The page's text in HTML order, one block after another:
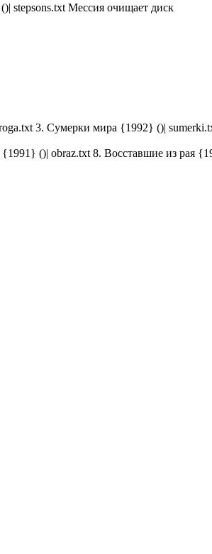
stepsons.txt Мессия очищает диск
3. Сумерки мира {1992} ()|
{1991} ()| obraz.txt 8. Восставшие из рая